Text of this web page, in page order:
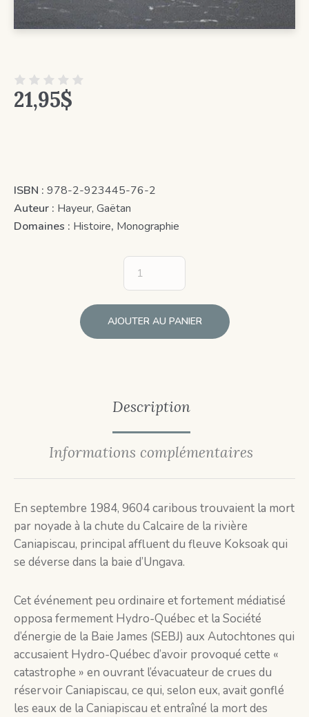
21,95$
ISBN : 978-2-923445-76-2
Auteur : Hayeur, Gaëtan
Domaines : Histoire, Monographie
AJOUTER AU PANIER
Description
Informations complémentaires
En septembre 1984, 9604 caribous trouvaient la mort
par noyade à la chute du Calcaire de la rivière
Caniapiscau, principal affluent du fleuve Koksoak qui
se déverse dans la baie d’Ungava.
Cet événement peu ordinaire et fortement médiatisé
opposa fermement Hydro-Québec et la Société
d’énergie de la Baie James (SEBJ) aux Autochtones qui
accusaient Hydro-Québec d’avoir provoqué cette «
catastrophe » en ouvrant l’évacuateur de crues du
réservoir Caniapiscau, ce qui, selon eux, avait gonflé
les eaux de la Caniapiscau et entraîné la mort des